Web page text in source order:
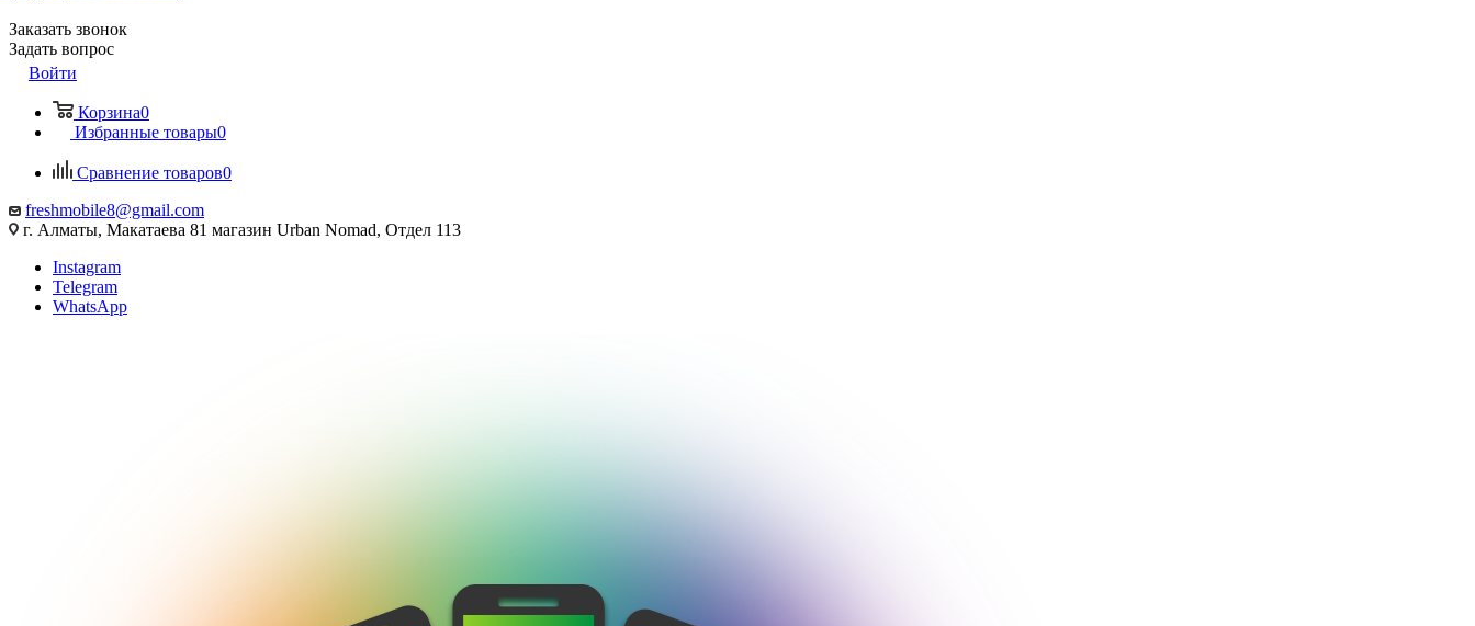
Заказать звонок
Задать вопрос
Войти
Корзина0
Избранные товары0
Сравнение товаров0
freshmobile8@gmail.com
г. Алматы, Макатаева 81 магазин Urban Nomad, Отдел 113
Instagram
Telegram
WhatsApp